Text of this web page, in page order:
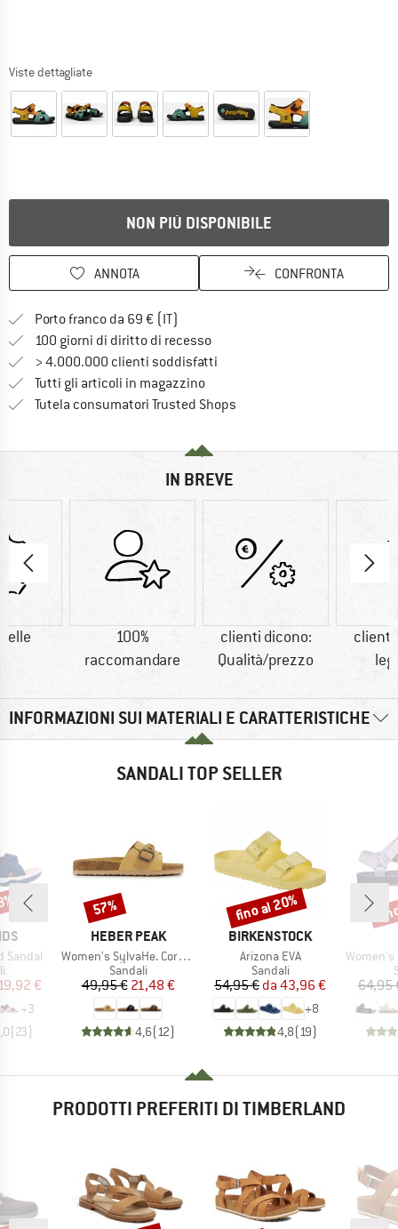
Viste dettagliate
NON PIÙ DISPONIBILE
ANNOTA CONFRONTA
Porto franco da 69 € (IT)
100 giorni di diritto di recessoVai alla politica di recesso qui
> 4.000.000 clienti soddisfatti
Tutti gli articoli in magazzino
Tutela consumatori Trusted Shops
IN BREVE
100%
raccomandare
clienti dicono:
Qualità/prezzo
clienti
INFORMAZIONI SUI MATERIALI E CARATTERISTICHE
SANDALI TOP SELLER
Sandal
di prodotti
ridotto
€
+3
(23)
MARCHIO
HEBER PEAK
Articolo
Women's SylvaHe. Cork Sandal
Gruppo di prodotti
Sandali
Prezzo
49,95 €Prezzo ridotto
21,48 €
4,6(12)
Sconto
57%
MARCHIO
BIRKENSTOCK
Articolo
Arizona EVA
Gruppo di prodotti
Sandali
Prezzo
54,95 € Prezzo ridotto
da 43,96 €
+8
4,8(19)
Sconto
fino al 20%
Articolo
Women's
64,95
PRODOTTI PREFERITI DI TIMBERLAND